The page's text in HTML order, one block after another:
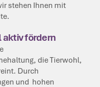
stehen Ihnen mit
aktiv fördern
die Tierwohl,
Durch
und hohen